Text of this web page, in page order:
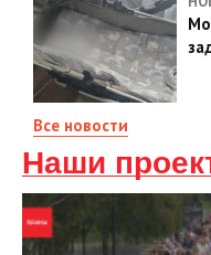
Все новости
Наши